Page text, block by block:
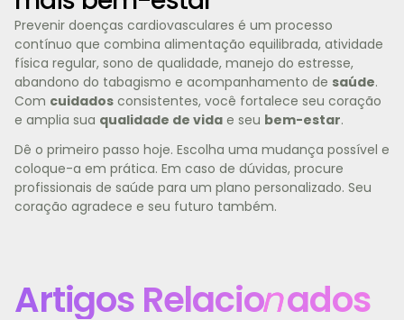
Prevenir doenças cardiovasculares é um processo
contínuo que combina alimentação equilibrada, atividade
física regular, sono de qualidade, manejo do estresse,
abandono do tabagismo e acompanhamento de saúde.
Com cuidados consistentes, você fortalece seu coração
e amplia sua qualidade de vida e seu bem-estar.
Dê o primeiro passo hoje. Escolha uma mudança possível e
coloque-a em prática. Em caso de dúvidas, procure
profissionais de saúde para um plano personalizado. Seu
coração agradece e seu futuro também.
Artigos Relacionados